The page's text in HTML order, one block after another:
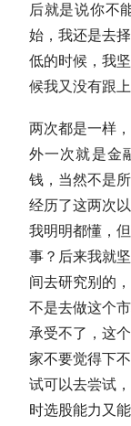
后就是说你不
始，我还是去
低的时候，我
候我又没有跟上
两次都是一样
外一次就是金
钱，当然不是
经历了这两次
我明明都懂，
事？后来我就
间去研究别的
不是去做这个
承受不了，这
家不要觉得下
试可以去尝试
时选股能力又